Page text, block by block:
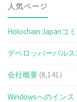
人気ページ
Holochain Japanコ
デベロッパーパル
会社概要 (8,141)
Windowsへのインス